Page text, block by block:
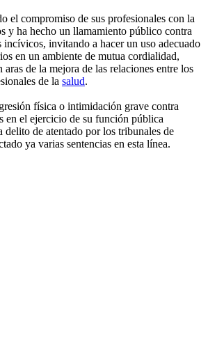
el compromiso de sus profesionales con la
y ha hecho un llamamiento público contra
incívicos, invitando a hacer un uso adecuado
en un ambiente de mutua cordialidad,
aras de la mejora de las relaciones entre los
de la salud.
física o intimidación grave contra
en el ejercicio de su función pública
delito de atentado por los tribunales de
ya varias sentencias en esta línea.